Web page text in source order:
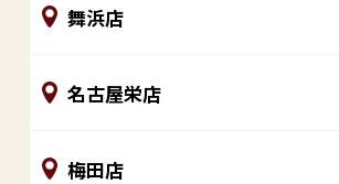
舞浜店
名古屋栄店
梅田店